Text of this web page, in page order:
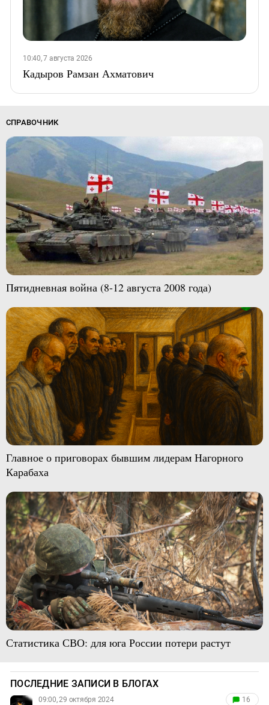
10:40, 7 августа 2026
Кадыров Рамзан Ахматович
СПРАВОЧНИК
Пятидневная война (8-12 августа 2008 года)
Главное о приговорах бывшим лидерам Нагорного
Карабаха
Статистика СВО: для юга России потери растут
ПОСЛЕДНИЕ ЗАПИСИ В БЛОГАХ
09:00, 29 октября 2024 16